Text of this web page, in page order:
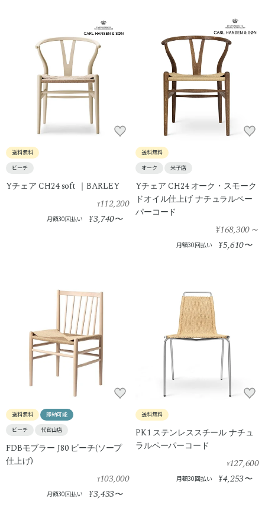
送料無料
ビーチ
Yチェア CH24 soft ｜BARLEY
¥112,200
月額30回払い ¥3,740〜
送料無料
オーク
米子店
Yチェア CH24 オーク・スモーク
ドオイル仕上げ ナチュラルペー
パーコード
¥168,300～
月額30回払い ¥5,610〜
送料無料
即納可能
ビーチ
代官山店
FDBモブラー J80 ビーチ(ソープ
仕上げ)
¥103,000
月額30回払い ¥3,433〜
送料無料
PK1 ステンレススチール ナチュ
ラルペーパーコード
¥127,600
月額30回払い ¥4,253〜